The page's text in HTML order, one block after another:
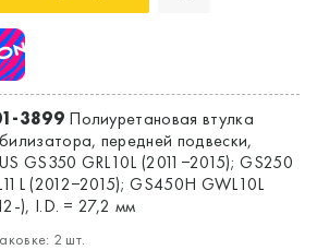
3899Полиуретановая втулка
передней подвески,
GS350 GRL10L (2011−2015); GS250
(2012−2015); GS450H GWL10L
), I.D. = 27,2 мм
2 шт.